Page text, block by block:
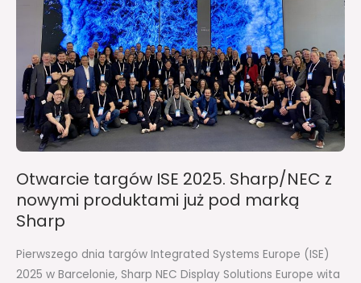
Otwarcie targów ISE 2025. Sharp/NEC z
nowymi produktami już pod marką
Sharp
Pierwszego dnia targów Integrated Systems Europe (ISE)
2025 w Barcelonie, Sharp NEC Display Solutions Europe wita
nowymi
produktami
już
pod
marką
Sharp